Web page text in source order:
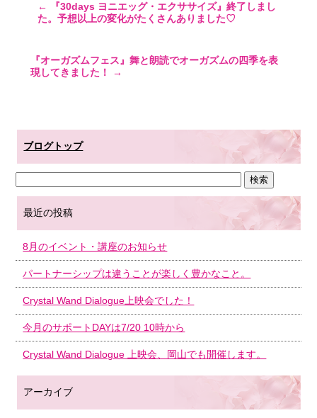
←
『30days ヨニエッグ・エクササイズ』終了しまし
た。予想以上の変化がたくさんありました♡
『オーガズムフェス』舞と朗読でオーガズムの四季を表
現してきました！
→
ブログトップ
最近の投稿
8月のイベント・講座のお知らせ
パートナーシップは違うことが楽しく豊かなこと。
Crystal Wand Dialogue上映会でした！
今月のサポートDAYは7/20 10時から
Crystal Wand Dialogue 上映会、岡山でも開催します。
アーカイブ